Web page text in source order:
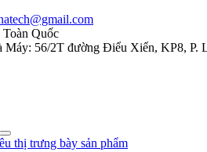
Quốc
Máy: 56/2T đường Điểu Xiển, KP8, P.
thị trưng bày sản phẩm